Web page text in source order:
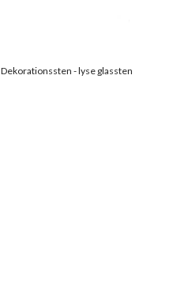
Dekorationssten - lyse glassten